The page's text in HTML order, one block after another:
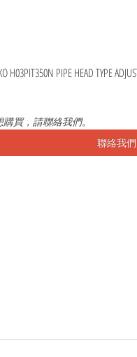
H03PIT350N PIPE HEAD TYPE
購買，請聯絡我們。
聯絡我們